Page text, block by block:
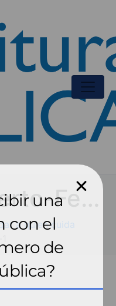
Jesús-Norberto-Fernández-1
a quien cuida
una
con el
de